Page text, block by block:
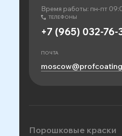
Время работы: пн-пт
ТЕЛЕФОНЫ
+7 (965) 032-76-
ПОЧТА
Порошковые краски